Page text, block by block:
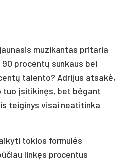
muzikantas pritaria
procentų sunkaus bei
talento? Adrijus atsakė,
tuo įsitikinęs, bet bėgant
teiginys visai neatitinka
tokios formulės
linkęs procentus